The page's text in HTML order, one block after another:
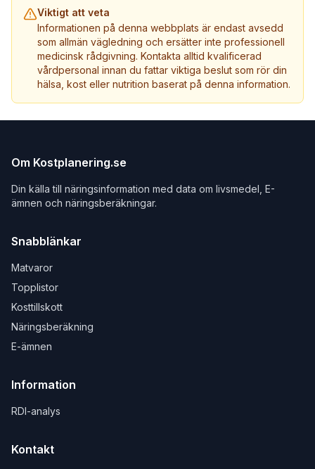
Viktigt att veta
Informationen på denna webbplats är endast avsedd
som allmän vägledning och ersätter inte professionell
medicinsk rådgivning. Kontakta alltid kvalificerad
vårdpersonal innan du fattar viktiga beslut som rör din
hälsa, kost eller nutrition baserat på denna information.
Om Kostplanering.se
Din källa till näringsinformation med data om livsmedel, E-
ämnen och näringsberäkningar.
Snabblänkar
Matvaror
Topplistor
Kosttillskott
Näringsberäkning
E-ämnen
Information
RDI-analys
Kontakt